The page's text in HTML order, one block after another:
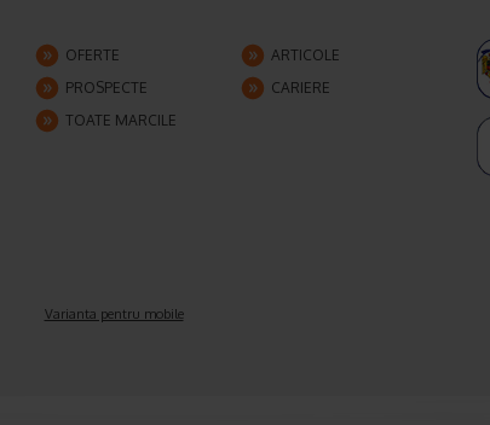
OFERTE
ARTICOLE
PROSPECTE
CARIERE
TOATE MARCILE
Varianta pentru mobile